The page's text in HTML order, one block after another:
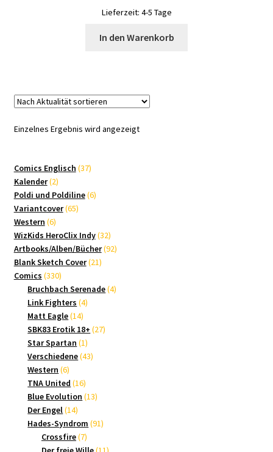
Lieferzeit: 4-5 Tage
In den Warenkorb
Einzelnes Ergebnis wird angezeigt
Comics Englisch 3737
Kalender 22
Produkte
Poldi und Poldiline 66
Variantcover 6565
Western 66
Produkte
WizKids HeroClix Indy 3232
Produkte
Artbooks/Alben/Bücher 9292
Blank Sketch Cover 2121
Comics 330330
Produkte
Bruchbach Serenade 44
Link Fighters 44
Matt Eagle 1414
Produkte
SBK83 Erotik 18+ 2727
Star Spartan 11
Produkt
Verschiedene 4343
Western 66
Produkte
TNA United 1616
Produkte
Blue Evolution 1313
Der Engel 1414
Produkte
Hades-Syndrom 9191
Crossfire 77
Produkte
11